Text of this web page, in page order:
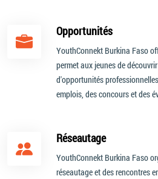
Opportunités
YouthConnekt Burkina Faso
permet aux jeunes de
d'opportunités
emplois, des concours et des
Réseautage
YouthConnekt Burkina Faso
réseautage et des rencontres